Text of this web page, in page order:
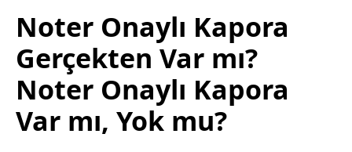
Noter Onaylı Kapora
Gerçekten Var mı?
Noter Onaylı Kapora
Var mı, Yok mu?